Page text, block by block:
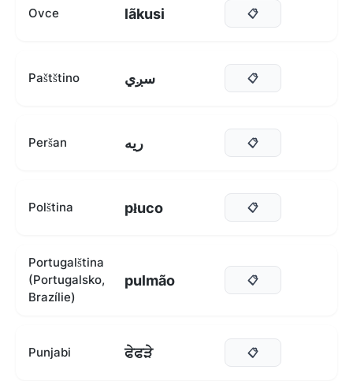
Ovce lãkusi 📋
Paštštino سږي 📋
Peršan ریه 📋
Polština płuco 📋
Portugalština
(Portugalsko,
Brazílie)
pulmão 📋
Punjabi ਫੇਫੜੇ 📋